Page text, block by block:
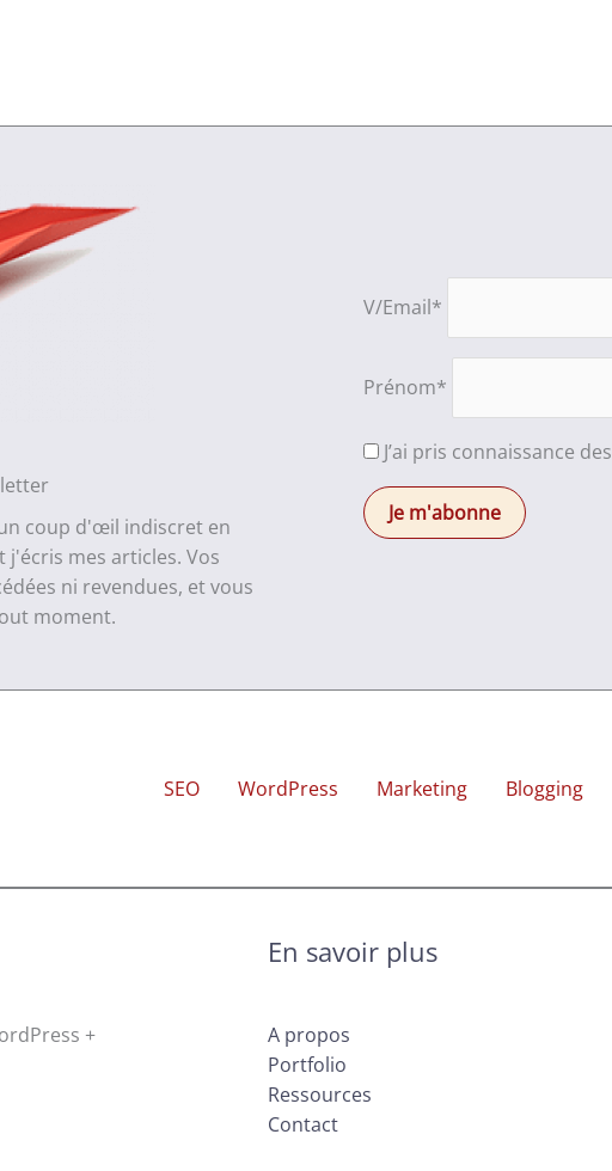
coup d'œil indiscret en
mes articles. Vos
ni revendues, et vous
moment.
V/Email*
Prénom*
J’ai pris connaissance des
SEO WordPress Marketing Blogging
+
En savoir plus
A propos
Portfolio
Ressources
Contact